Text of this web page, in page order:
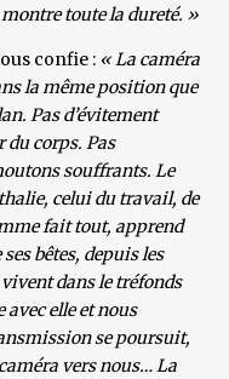
toute la dureté. »
confie : « La caméra
la même position que
Pas d’évitement
du corps. Pas
souffrants. Le
celui du travail, de
fait tout, apprend
bêtes, depuis les
dans le tréfonds
elle et nous
se poursuit,
caméra vers nous… La